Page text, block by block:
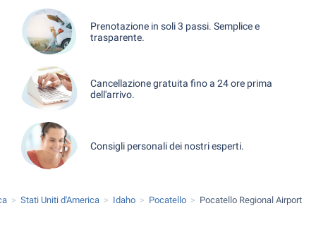
Prenotazione in soli 3 passi. Semplice e
trasparente.
Cancellazione gratuita fino a 24 ore prima
dell'arrivo.
Consigli personali dei nostri esperti.
Stati Uniti d'America Idaho Pocatello Pocatello Regional Airport